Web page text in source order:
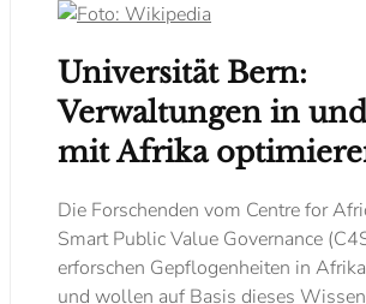
Universität Bern:
Verwaltungen in und
mit Afrika
Die Forschenden vom Centre for
Smart Public Value Governance
erforschen Gepflogenheiten in Afrika
und wollen auf Basis ­dieses